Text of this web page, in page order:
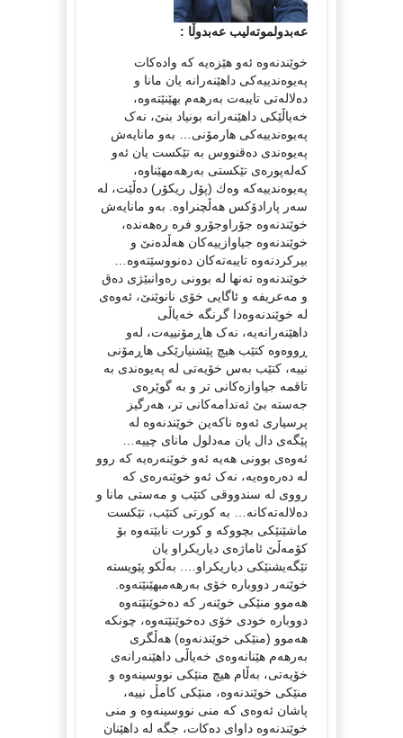
عەبدولموتەلیب عەبدوڵا :
خوێندنەوە ئەو هێزەیە کە وادەکات
پەیوەندییەکی داهێنەرانە یان مانا و
دەلالەتى تایبەت بەرهەم بهێنێتەوە،
خەیاڵێکی داهێنەرانە بونیاد بنێ، نەک
پەیوەندییەکی هارمۆنی… بەو مانایەش
پەیوەندى دەقنووس بە تێکست یان ئەو
كەلەپورەى تێکستى بەرهەمهێناوە،
پەیوەندییەكە وەك (پۆل ریكۆر) دەڵێت، لە
سەر پارادۆكس هەڵچنراوە. بەو مانایەش
خوێندنەوە جۆراوجۆرو فرە رەهەندە،
خوێندنەوە جیاوازییەکان هەڵدەنێ و
بیرکردنەوە تایبەتەکان دەنووسێتەوە…
خوێندنەوە تەنها لە بوونى رەوانبێژى دەق
و مەعریفە و ئاگایى خۆى نانوێنێ، ئەوەى
لە خوێندنەوەدا گرنگە خەیاڵى
داهێنەرانەیە، نەک هاڕمۆنییەت، لەو
ڕووەوە کتێب هیچ پێشنیارێکى هاڕمۆنى
نییە، کتێب بەس خۆیەتی لە پەیوەندی بە
تاقمە جیاوازەکانی تر و بە گوێرەی
جەستە بێ ئەندامەکانی تر، هەرگیز
پرسیاری ئەوە ناکەین خوێندنەوە لە
پێگەی دال یان مەدلول مانای چییە…
ئەوەى بوونى هەیە ئەو خوێنەرەیە کە روو
لە دەرەوەیە، نەک ئەو خوێنەرەى کە
رووى لە سندووقى کتێب و مەستى مانا و
دەلالەتەکانە… بە کورتى کتێب، تێکست
ماشێنێکی بچووکە و کورت نابێتەوە بۆ
کۆمەڵێ ئاماژەى دیاریکراو یان
تێگەیشنێکی دیاریکراو…. بەڵکو پێویستە
خوێنەر دووبارە خۆی بەرهەمبهێنێتەوە.
هەموو منێكى خوێنەر كە دەخوێنێتەوە
دووبارە خودى خۆى دەخوێنێتەوە، چونكە
هەموو (منێكى خوێندنەوە) هەڵگرى
بەرهەم هێنانەوەى خەیاڵى داهێنەرانەى
خۆیەتى، بەڵام هیچ منێكى نووسینەوە و
منێكى خوێندنەوە، منێكى كامڵ نییە،
پاشان ئەوەى كە منى نووسینەوە و منى
خوێندنەوە داواى دەكات، جگە لە داهێنان